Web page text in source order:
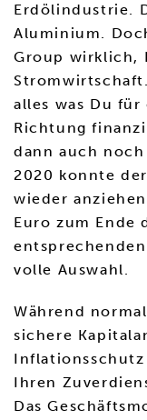
Erdölindustrie.
Aluminium.
Group wirklich,
alles was Du
Richtung
dann auch
2020 konnte
wieder
Euro zum Ende
volle Auswahl.
Während
sichere
Inflationsschutz
Ihren
Das